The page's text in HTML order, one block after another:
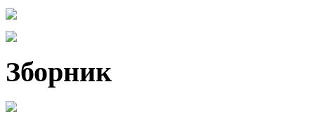
Зборник